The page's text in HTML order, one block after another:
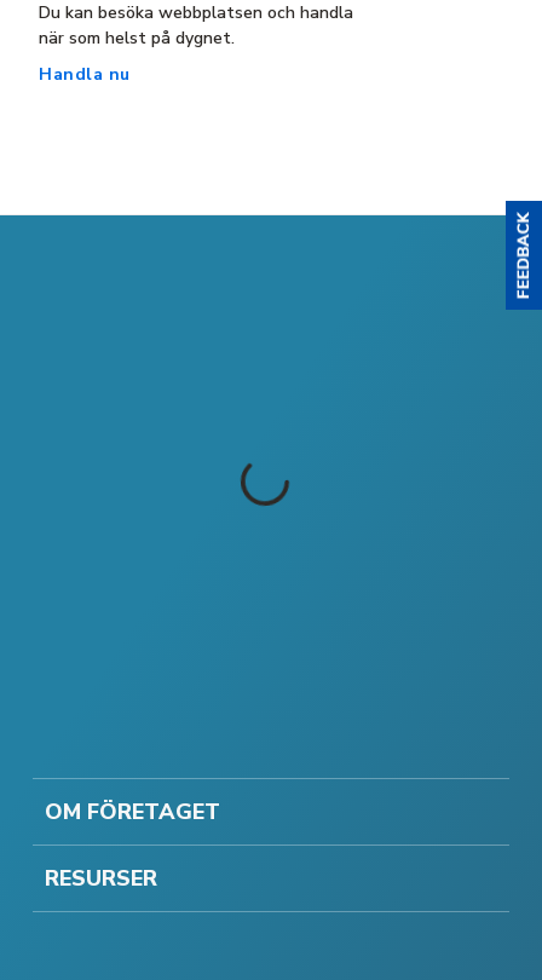
Du kan besöka webbplatsen och handla
när som helst på dygnet.
Handla nu
OM FÖRETAGET
RESURSER